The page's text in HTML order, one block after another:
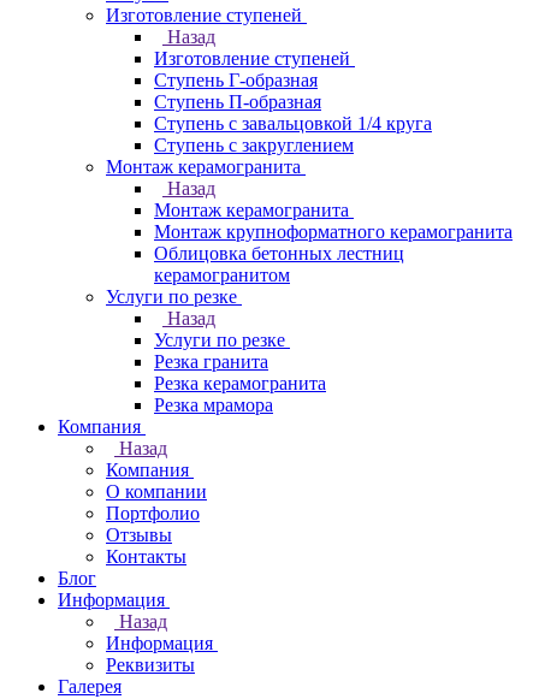
Изготовление ступеней
Назад
Изготовление ступеней
Ступень Г-образная
Ступень П-образная
Ступень с завальцовкой 1/4 круга
Ступень с закруглением
Монтаж керамогранита
Назад
Монтаж керамогранита
Монтаж крупноформатного керамогранита
Облицовка бетонных лестниц
керамогранитом
Услуги по резке
Назад
Услуги по резке
Резка гранита
Резка керамогранита
Резка мрамора
Компания
Назад
Компания
О компании
Портфолио
Отзывы
Контакты
Блог
Информация
Назад
Информация
Реквизиты
Галерея